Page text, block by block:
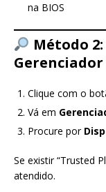
na BIOS
Método
Clique com o
Vá em
Procure por
Se existir “Trusted
atendido.